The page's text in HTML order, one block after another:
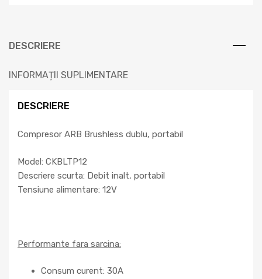
DESCRIERE
INFORMAȚII SUPLIMENTARE
DESCRIERE
Compresor ARB Brushless dublu, portabil
Model: CKBLTP12
Descriere scurta: Debit inalt, portabil
Tensiune alimentare: 12V
Performante fara sarcina:
Consum curent: 30A